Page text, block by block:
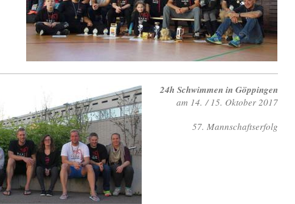
24h Schwimmen in Göppingen
am 14. / 15. Oktober 2017
57. Mannschaftserfolg